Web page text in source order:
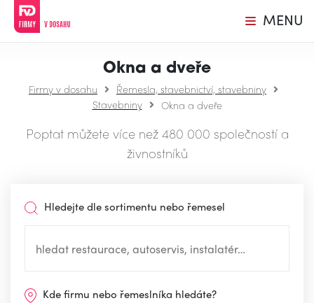
MENU
Okna a dveře
Firmy v dosahu
Řemesla, stavebnictví, stavebniny
Stavebniny
Okna a dveře
Poptat můžete více než 480 000 společností a
živnostníků
Hledejte dle sortimentu nebo řemesel
Kde firmu nebo řemeslníka hledáte?